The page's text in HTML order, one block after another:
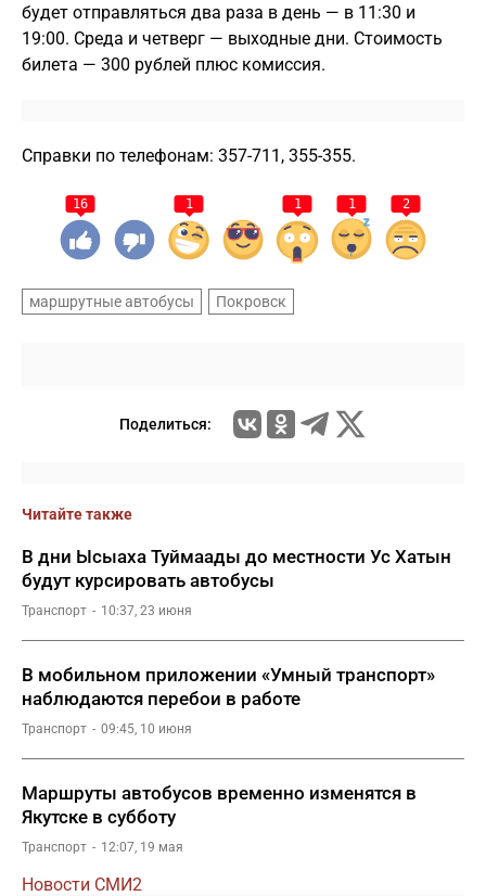
будет отправляться два раза в день — в 11:30 и
19:00. Среда и четверг — выходные дни. Стоимость
билета — 300 рублей плюс комиссия.
Справки по телефонам: 357-711, 355-355.
16 1 1 1 2
маршрутные автобусы Покровск
Поделиться:
Читайте также
В дни Ысыаха Туймаады до местности Ус Хатын
будут курсировать автобусы
Транспорт 10:37, 23 июня
В мобильном приложении «Умный транспорт»
наблюдаются перебои в работе
Транспорт 09:45, 10 июня
Маршруты автобусов временно изменятся в
Якутске в субботу
Транспорт 12:07, 19 мая
Новости СМИ2